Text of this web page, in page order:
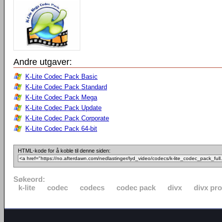
Andre utgaver:
K-Lite Codec Pack Basic
K-Lite Codec Pack Standard
K-Lite Codec Pack Mega
K-Lite Codec Pack Update
K-Lite Codec Pack Corporate
K-Lite Codec Pack 64-bit
HTML-kode for å koble til denne siden:
Søkeord:
k-lite
codec codecs codec pack divx divx pro